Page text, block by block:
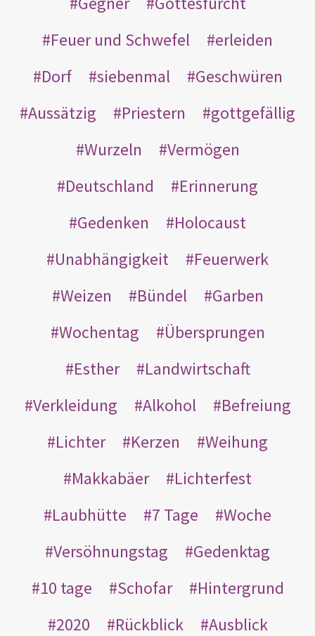
Feuer und Schwefel
erleiden
Dorf
siebenmal
Geschwüren
Aussätzig
Priestern
gottgefällig
Wurzeln
Vermögen
Deutschland
Erinnerung
Gedenken
Holocaust
Unabhängigkeit
Feuerwerk
Weizen
Bündel
Garben
Wochentag
Übersprungen
Esther
Landwirtschaft
Verkleidung
Alkohol
Befreiung
Lichter
Kerzen
Weihung
Makkabäer
Lichterfest
Laubhütte
7 Tage
Woche
Versöhnungstag
Gedenktag
10 tage
Schofar
Hintergrund
2020
Rückblick
Ausblick